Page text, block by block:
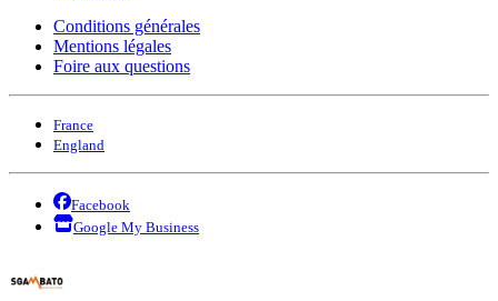
Conditions générales
Mentions légales
Foire aux questions
France
England
Facebook
Google My Business